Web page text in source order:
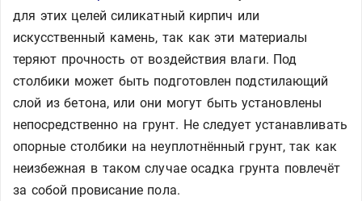
для этих целей силикатный кирпич или
искусственный камень, так как эти материалы
теряют прочность от воздействия влаги. Под
столбики может быть подготовлен подстилающий
слой из бетона, или они могут быть установлены
непосредственно на грунт. Не следует устанавливать
опорные столбики на неуплотнённый грунт, так как
неизбежная в таком случае осадка грунта повлечёт
за собой провисание пола.